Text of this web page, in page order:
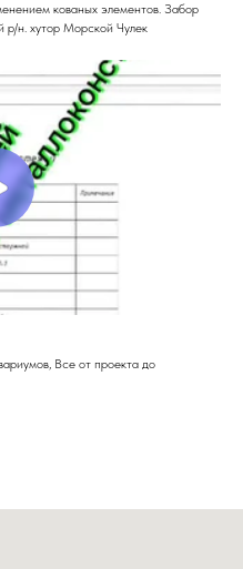
кованых элементов. Забор
р/н. хутор Морской Чулек
Все от проекта до